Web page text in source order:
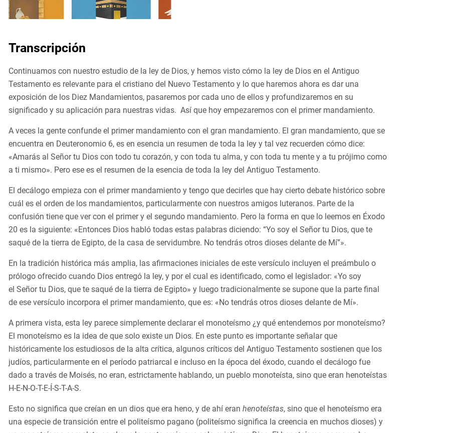
Transcripción
Continuamos con nuestro estudio de la ley de Dios, y hemos visto cómo la ley de Dios en el Antiguo
Testamento es relevante para el cristiano del Nuevo Testamento y lo que haremos ahora es dar una
exposición de los Diez Mandamientos, pasaremos por cada uno de ellos y profundizaremos en su
significado y su aplicación para nuestras vidas. Así que hoy empezaremos con el primer mandamiento.
A veces la gente confunde el primer mandamiento con el gran mandamiento. El gran mandamiento, que se
encuentra en Deuteronomio 6, es en esencia un resumen de toda la ley y tal vez recuerden cómo dice:
«Amarás al Señor tu Dios con todo tu corazón, y con toda tu alma, y con toda tu mente y a tu prójimo como
a ti mismo». Pero ese es el resumen de la esencia de toda la ley del Antiguo Testamento.
El decálogo empieza con el primer mandamiento y tengo que decirles que hay cierto debate histórico sobre
cuál es el orden de los mandamientos, particularmente con nuestros amigos luteranos. Parte de la
confusión tiene que ver con el primer y el segundo mandamiento. Pero la forma en que lo leemos en Éxodo
20 es la siguiente: «Entonces Dios habló todas estas palabras diciendo: “Yo soy el Señor tu Dios, que te
saqué de la tierra de Egipto, de la casa de servidumbre. No tendrás otros dioses delante de Mí”».
En la tradición histórica más amplia, las afirmaciones iniciales de este versículo incluyen el preámbulo o
prólogo ofrecido cuando Dios entregó la ley, y por el cual es identificado, como el legislador: «Yo soy
el Señor tu Dios, que te saqué de la tierra de Egipto» y luego tradicionalmente se supone que la parte final
de ese versículo incorpora el primer mandamiento, que es: «No tendrás otros dioses delante de Mí».
A primera vista, esta ley parece simplemente declarar el monoteísmo ¿y qué entendemos por monoteísmo?
El monoteísmo es la idea de que solo existe un Dios. En este punto es importante señalar que
históricamente los estudiosos de la alta crítica, algunos críticos del Antiguo Testamento sostienen que los
judíos, particularmente en el período patriarcal e incluso en la época del éxodo, cuando el decálogo fue
dado a través de Moisés, no eran, estrictamente hablando, un pueblo monoteísta, sino que eran henoteístas
H-E-N-O-T-E-Í-S-T-A-S.
Esto no significa que creían en un dios que era heno, y de ahí eran henoteístas, sino que el henoteísmo era
una especie de transición entre el politeísmo pagano (politeísmo significa la creencia en muchos dioses) y